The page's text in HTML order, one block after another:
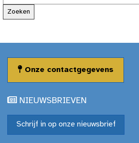
Onze contactgegevens
NIEUWSBRIEVEN
Schrijf in op onze nieuwsbrief